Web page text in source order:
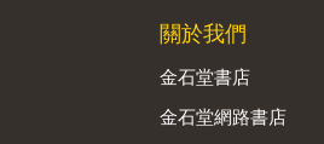
關於我們
金石堂書店
金石堂網路書店